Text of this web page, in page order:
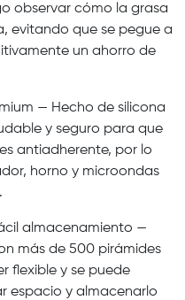
observar cómo la grasa
evitando que se pegue a
un ahorro de
— Hecho de silicona
y seguro para que
antiadherente, por lo
horno y microondas
almacenamiento —
más de 500 pirámides
flexible y se puede
espacio y almacenarlo